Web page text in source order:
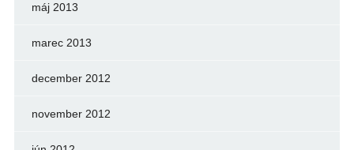
máj 2013
marec 2013
december 2012
november 2012